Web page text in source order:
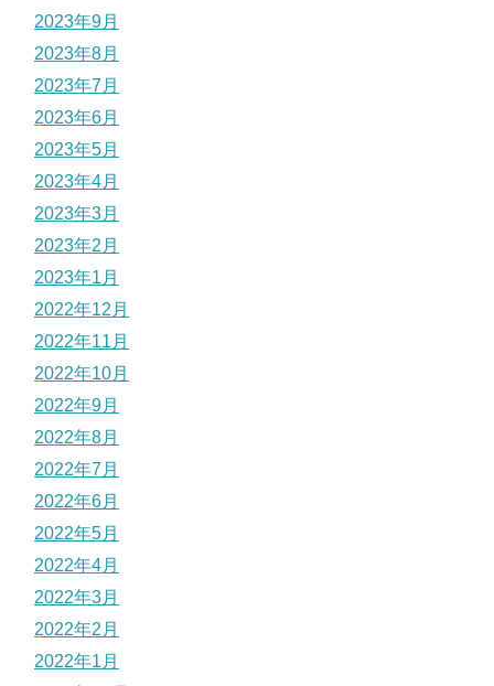
2023年9月
2023年8月
2023年7月
2023年6月
2023年5月
2023年4月
2023年3月
2023年2月
2023年1月
2022年12月
2022年11月
2022年10月
2022年9月
2022年8月
2022年7月
2022年6月
2022年5月
2022年4月
2022年3月
2022年2月
2022年1月